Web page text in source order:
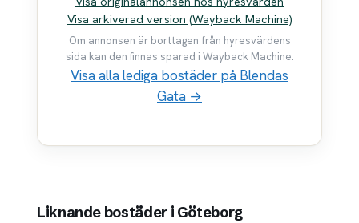
Visa arkiverad version (Wayback Machine)
Om annonsen är borttagen från hyresvärdens
sida kan den finnas sparad i Wayback Machine.
Visa alla lediga bostäder på Blendas
Gata →
Liknande bostäder i Göteborg